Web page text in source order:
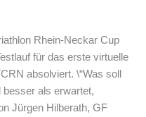
Rhein-Neckar Cup
für das erste virtuelle
absolviert. \“Was soll
als erwartet,
Jürgen Hilberath, GF